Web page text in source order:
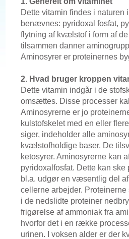
Dette vitamin findes i naturen
benævnes: pyridoxal fosfat,
flytning af kvælstof i form af
tilsammen danner
Aminosyrer er proteinernes
2. Hvad bruger kroppen
Dette vitamin indgår i de
omsættes. Disse processer
Aminosyrerne er jo
kulstofskelet med en eller
siger, indeholder alle
kvælstofholdige baser. De
ketosyrer. Aminosyrerne kan
pyridoxalfosfat. Dette kan
bl.a. udgør en væsentlig del
cellerne arbejder.
i de nedslidte proteiner
frigørelse af ammoniak fra
hvorfor det i en række
urinen. I voksen alder er der